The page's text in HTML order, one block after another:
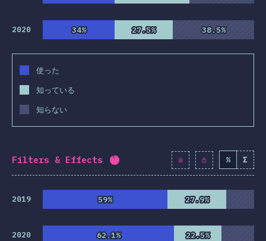
2020 34%
34% 27.5%
27.5% 38.5%
38.5%
使った
知っている
知らない
Filters & Effects 回答記入率： 89.3 (10262
% Σ
2019 59%
59% 27.9%
27.9%
2020 62.1%
62.1% 22.5%
22.5%